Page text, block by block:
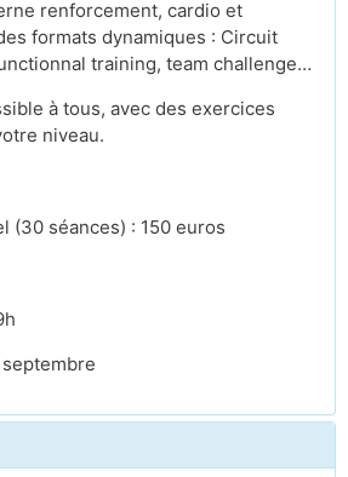
renforcement, cardio et
formats dynamiques : Circuit
training, team challenge…
à tous, avec des exercices
niveau.
(30 séances) : 150 euros